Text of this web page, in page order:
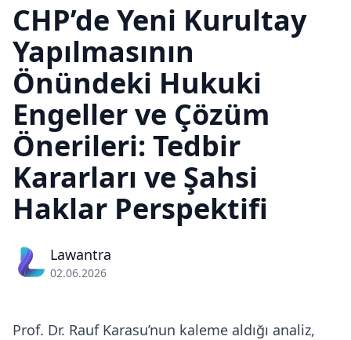
CHP’de Yeni Kurultay
Yapılmasının
Önündeki Hukuki
Engeller ve Çözüm
Önerileri: Tedbir
Kararları ve Şahsi
Haklar Perspektifi
Lawantra
02.06.2026
Prof. Dr. Rauf Karasu’nun kaleme aldığı analiz,